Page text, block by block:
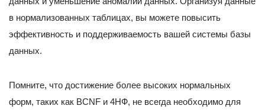
в нормализованных таблицах, вы можете повысить
эффективность и поддерживаемость вашей системы базы
данных.
Помните, что достижение более высоких нормальных
форм, таких как BCNF и 4НФ, не всегда необходимо для